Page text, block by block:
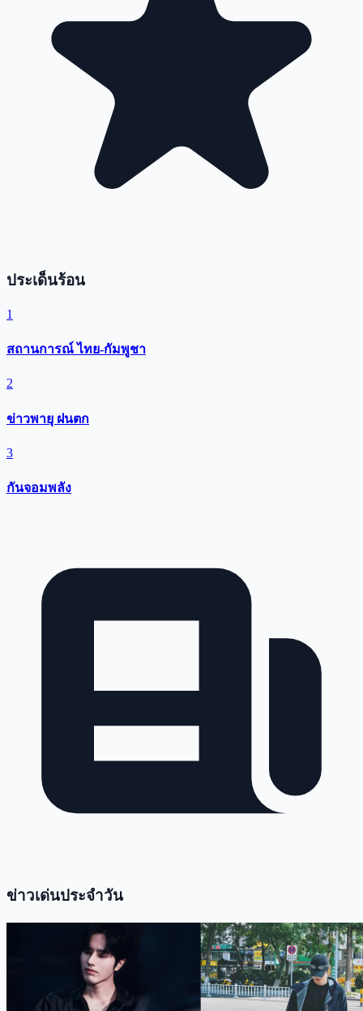
ประเด็นร้อน
1
สถานการณ์ ไทย-กัมพูชา
2
ข่าวพายุ ฝนตก
3
กันจอมพลัง
ข่าวเด่นประจำวัน